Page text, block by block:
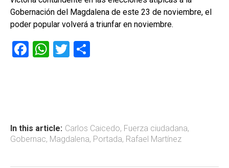
Gobernación del Magdalena de este 23 de noviembre, el
poder popular volverá a triunfar en noviembre.
F
ok
W
p
p
T
tir
In this article: Carlos Caicedo, Fuerza ciudadana,
Gobernac, Magdalena, Portada, Rafael Martínez